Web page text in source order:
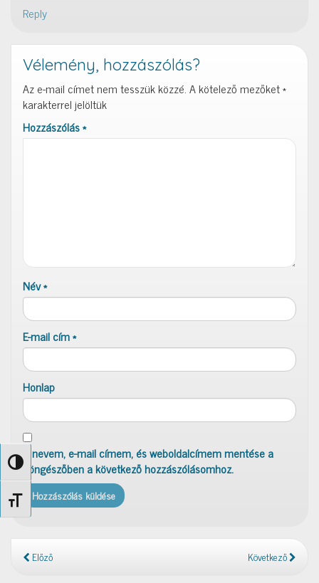
Nagy kontraszt váltása
Betűméret váltása
Reply
Vélemény, hozzászólás?
Az e-mail címet nem tesszük közzé.A kötelező mezőket*
karakterrel jelöltük
Hozzászólás*
Név*
E-mail cím*
Honlap
A nevem, e-mail címem, és weboldalcímem mentése a
böngészőben a következő hozzászólásomhoz.
Előző Következő